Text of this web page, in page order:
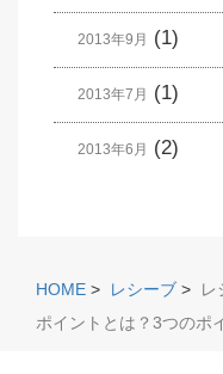
2013年9月 (1)
2013年7月 (1)
2013年6月 (2)
HOME > レシーブ >
レ
ポイントとは？3つのポ